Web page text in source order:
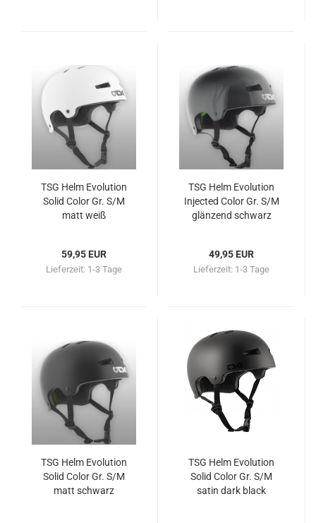
TSG Helm Evolution
Solid Color Gr. S/M
matt weiß
59,95 EUR
Lieferzeit: 1-3 Tage
TSG Helm Evolution
Injected Color Gr. S/M
glänzend schwarz
49,95 EUR
Lieferzeit: 1-3 Tage
TSG Helm Evolution
Solid Color Gr. S/M
matt schwarz
TSG Helm Evolution
Solid Color Gr. S/M
satin dark black